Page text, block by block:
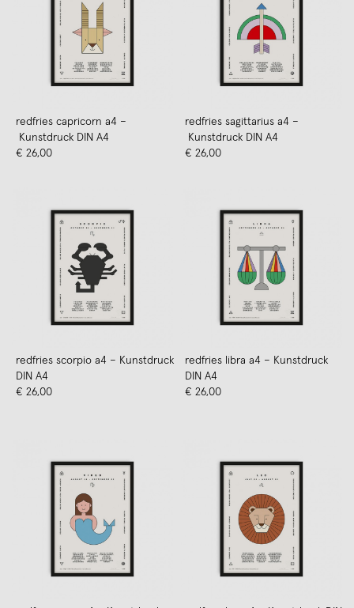
redfries capricorn a4 –
Kunstdruck DIN A4
€ 26,00
redfries sagittarius a4 –
Kunstdruck DIN A4
€ 26,00
redfries scorpio a4 – Kunstdruck
DIN A4
€ 26,00
redfries libra a4 – Kunstdruck
DIN A4
€ 26,00